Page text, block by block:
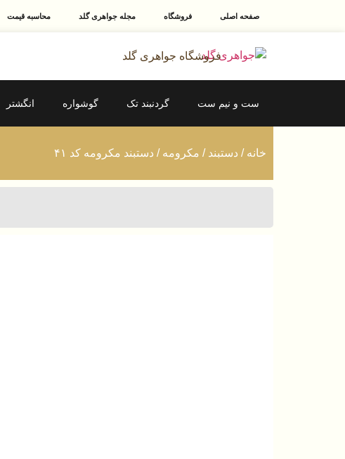
صفحه اصلی فروشگاه مجله جواهری گلد محاسبه قیمت
فروشگاه جواهری گلد
ست و نیم ست گردنبند تک گوشواره انگشتر
خانه / دستبند / مکرومه / دستبند مکرومه کد ۴۱